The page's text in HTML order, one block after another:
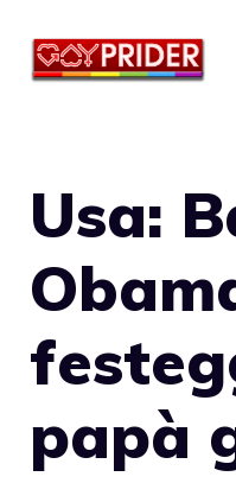
Usa:
papà